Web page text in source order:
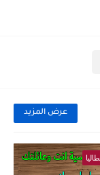
عرض المزيد